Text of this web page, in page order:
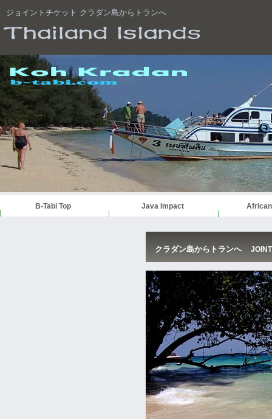
ジョイントチケット クラダン島からトランへ
クラダン島からトランへ
B-Tabi Top Java Impact